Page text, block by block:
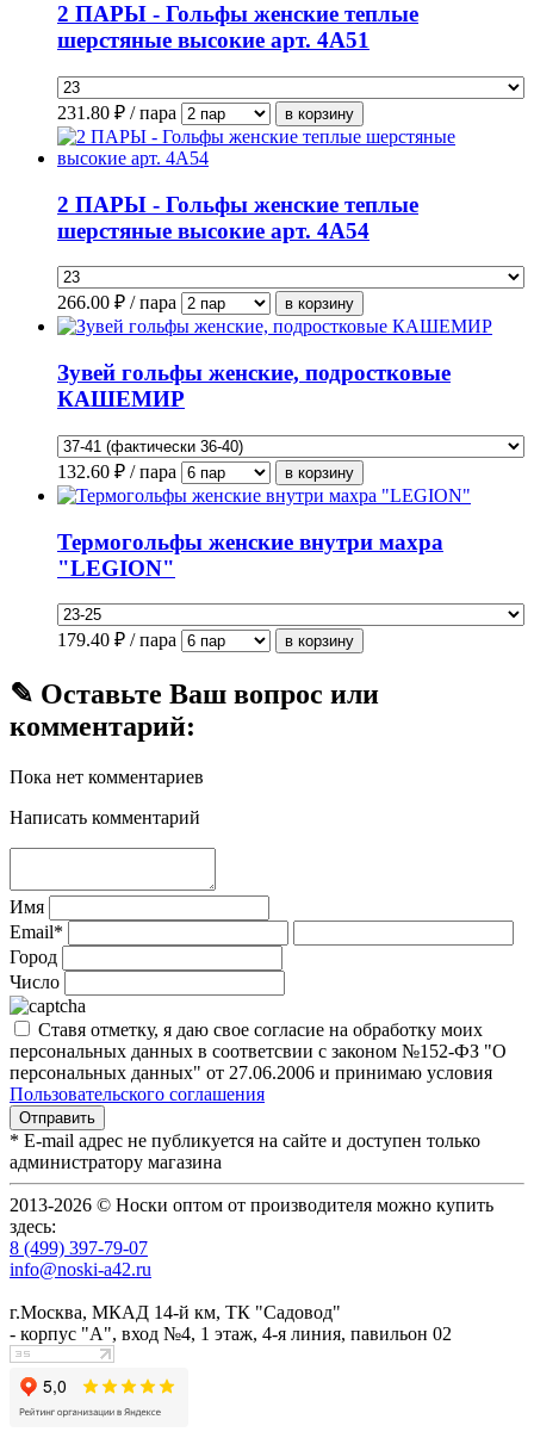
2 ПАРЫ - Гольфы женские теплые
шерстяные высокие арт. 4А51
231.80 ₽ / пара
2 ПАРЫ - Гольфы женские теплые
шерстяные высокие арт. 4А54
266.00 ₽ / пара
Зувей гольфы женские, подростковые
КАШЕМИР
132.60 ₽ / пара
Термогольфы женские внутри махра
"LEGION"
179.40 ₽ / пара
✎ Оставьте Ваш вопрос или
комментарий:
Пока нет комментариев
Написать комментарий
Имя
Email*
Город
Число
Ставя отметку, я даю свое согласие на обработку моих
персональных данных в соответсвии с законом №152-ФЗ "О
персональных данных" от 27.06.2006 и принимаю условия
Пользовательского соглашения
* E-mail адрес не публикуется на сайте и доступен только
администратору магазина
2013-2026 © Носки оптом от производителя можно купить
здесь:
8 (499) 397-79-07
info@noski-a42.ru
г.Москва, МКАД 14-й км, ТК "Садовод"
- корпус "А", вход №4, 1 этаж, 4-я линия, павильон 02